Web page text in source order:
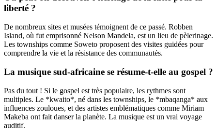
liberté ?
De nombreux sites et musées témoignent de ce passé. Robben
Island, où fut emprisonné Nelson Mandela, est un lieu de pèlerinage.
Les townships comme Soweto proposent des visites guidées pour
comprendre la vie et la résistance des communautés.
La musique sud-africaine se résume-t-elle au gospel ?
Pas du tout ! Si le gospel est très populaire, les rythmes sont
multiples. Le *kwaito*, né dans les townships, le *mbaqanga* aux
influences zouloues, et des artistes emblématiques comme Miriam
Makeba ont fait danser la planète. La musique est un vrai voyage
auditif.